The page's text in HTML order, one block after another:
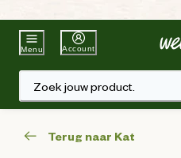
Beste
Menu Account
Zoek jouw product.
Terug naar Kat